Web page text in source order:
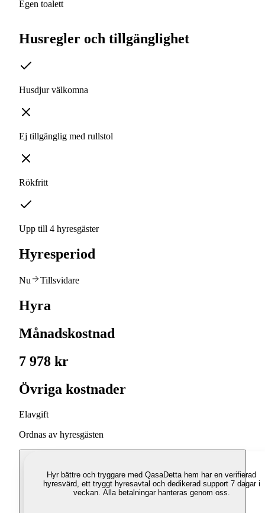
Egen toalett
Husregler och tillgänglighet
Husdjur välkomna
Ej tillgänglig med rullstol
Rökfritt
Upp till 4 hyresgäster
Hyresperiod
Nu Tillsvidare
Hyra
Månadskostnad
7 978 kr
Övriga kostnader
Elavgift
Ordnas av hyresgästen
Hyr bättre och tryggare med QasaDetta hem har en verifierad
hyresvärd, ett tryggt hyresavtal och dedikerad support 7 dagar i
veckan. Alla betalningar hanteras genom oss.